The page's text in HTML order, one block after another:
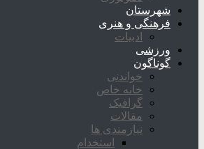
شهرستان
فرهنگی و هنری
ادبیات
ورزشی
گوناگون
خواندنی
خانه خاص
گرافیک
مقالات
نیازمندی ها
استخدام